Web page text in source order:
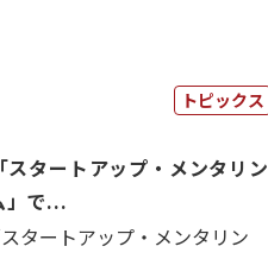
トピックス
スタートアップ・メンタリン
」で...
タートアップ・メンタリン